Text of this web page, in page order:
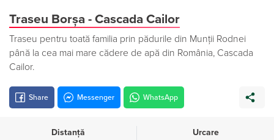
Traseu Borșa - Cascada Cailor
Traseu pentru toată familia prin pădurile din Munții Rodnei
până la cea mai mare cădere de apă din România, Cascada
Cailor.
Share Messenger WhatsApp
Distanță Urcare